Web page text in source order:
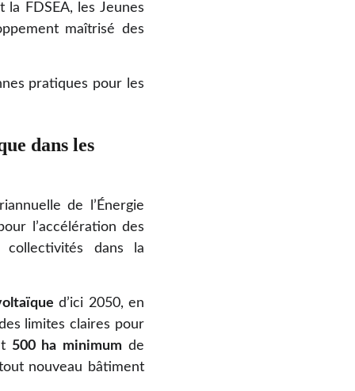
FDSEA, les Jeunes
maîtrisé des
pratiques pour les
dans les
de l’Énergie
l’accélération des
dans la
d’ici 2050, en
limites claires pour
500 ha minimum de
nouveau bâtiment